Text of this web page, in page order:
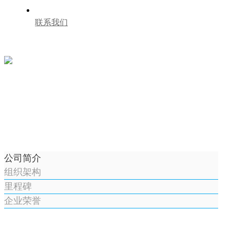
联系我们
公司简介
组织架构
里程碑
企业荣誉